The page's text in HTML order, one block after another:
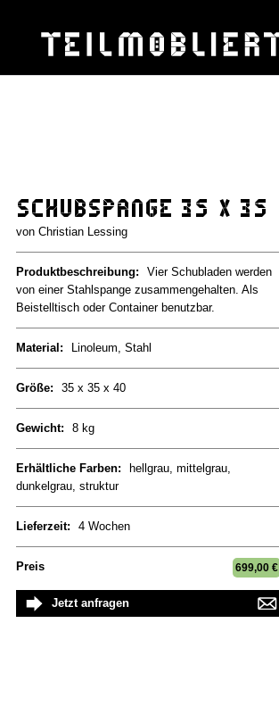
Schubspange 35 x 35
Christian Lessing
Produktbeschreibung:
Vier Schubladen werden
von einer Stahlspange zusammengehalten. Als
Beistelltisch oder Container benutzbar.
Material: Linoleum, Stahl
Größe: 35 x 35 x 40
Gewicht: 8 kg
Erhältliche Farben:
hellgrau, mittelgrau,
dunkelgrau, struktur
Lieferzeit: 4 Wochen
Preis 699,00 €
Jetzt anfragen